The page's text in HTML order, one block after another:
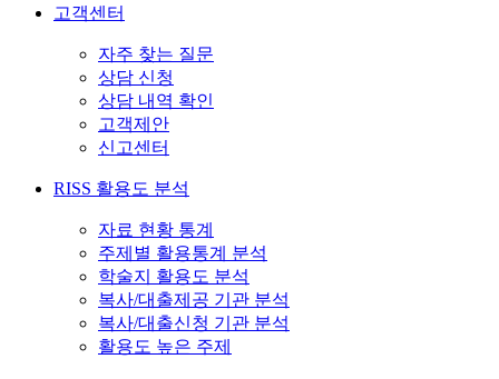
고객센터
자주 찾는 질문
상담 신청
상담 내역 확인
고객제안
신고센터
RISS 활용도 분석
자료 현황 통계
주제별 활용통계 분석
학술지 활용도 분석
복사/대출제공 기관 분석
복사/대출신청 기관 분석
활용도 높은 주제